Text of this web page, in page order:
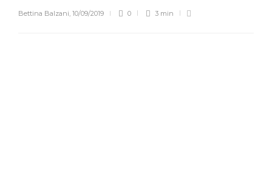
Bettina Balzani 10/09/2019 0 3 min